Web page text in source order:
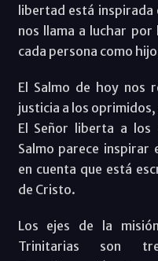
libertad está
nos llama a luchar
cada persona como
El Salmo de hoy nos
justicia a los
El Señor liberta a
Salmo parece
en cuenta que está
de Cristo.
Los ejes de la
Trinitarias son